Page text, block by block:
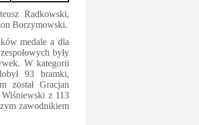
Radkowski,
Borzymowski.
medale a dla
były
W kategorii
93 bramki,
został Gracjan
z 113
zawodnikiem